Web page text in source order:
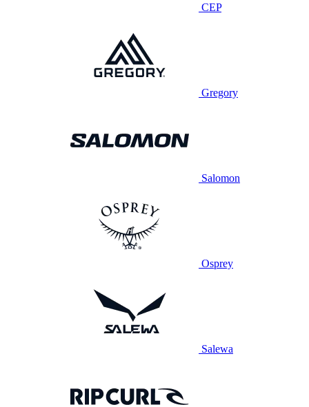
CEP
Gregory
Salomon
Osprey
Salewa